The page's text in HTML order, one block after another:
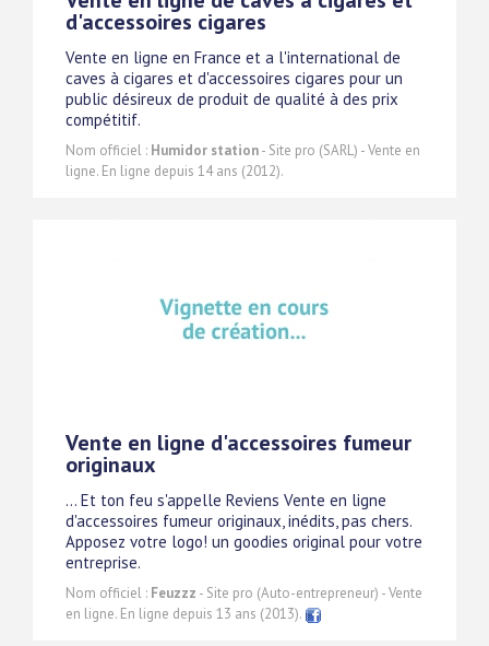
d'accessoires cigares
Vente en ligne en France et a l'international de
caves à cigares et d'accessoires cigares pour un
public désireux de produit de qualité à des prix
compétitif.
Nom officiel : Humidor station- Site pro (SARL) - Vente en
ligne. En ligne depuis 14 ans (2012).
Vente en ligne d'accessoires fumeur
originaux
... Et ton feu s'appelle Reviens Vente en ligne
d'accessoires fumeur originaux, inédits, pas chers.
Apposez votre logo! un goodies original pour votre
entreprise.
Nom officiel : Feuzzz - Site pro (Auto-entrepreneur) - Vente
en ligne. En ligne depuis 13 ans (2013).